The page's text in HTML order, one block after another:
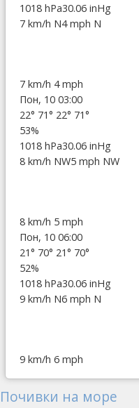
1018 hPa30.06 inHg
7 km/h N4 mph N
7 km/h 4 mph
Пон, 10 03:00
22° 71° 22° 71°
53%
1018 hPa30.06 inHg
8 km/h NW5 mph NW
8 km/h 5 mph
Пон, 10 06:00
21° 70° 21° 70°
52%
1018 hPa30.06 inHg
9 km/h N6 mph N
9 km/h 6 mph
Почивки на море